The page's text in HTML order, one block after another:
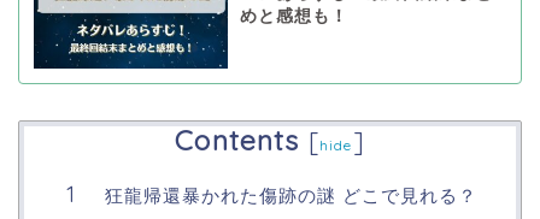
めと感想も！
Contents [hide ]
狂龍帰還暴かれた傷跡の謎 どこで見れる？